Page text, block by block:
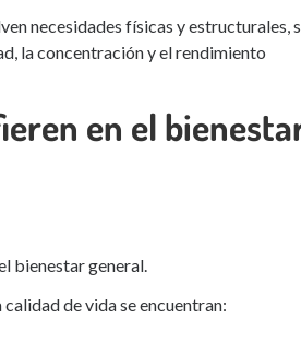
necesidades físicas y estructurales,
la concentración y el rendimiento
en el
bienestar general.
de vida se encuentran: